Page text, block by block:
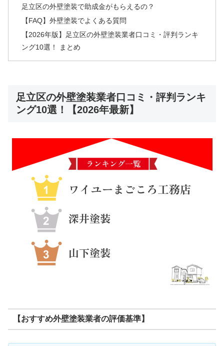
足立区の外壁塗装で助成金がもらえるの？
【FAQ】外壁塗装でよくある質問
【2026年版】足立区の外壁塗装業者口コミ・評判ランキ
ング10選！ まとめ
足立区の外壁塗装業者口コミ・評判ランキ
ング10選！【2026年最新】
【おすすめ外壁塗装業者の評価基準】